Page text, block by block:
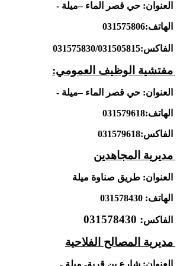
العنوان: حي قصر الماء –ميلة -
الهاتف:031575806
الفاكس:031575830/031505815
مفتشية الوظيف العمومي:
العنوان: حي قصر الماء –ميلة -
الهاتف:031579618
الفاكس:031579618
مديرية المجاهدين
العنوان: طريق صناوة ميلة
الهاتف: 031578430
الفاكس: 031578430
مديرية المصالح الفلاحية
العنوان: شارع بن قربة- ميلة -